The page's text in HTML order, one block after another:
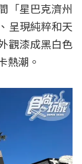
「星巴克濟州
呈現純粹和天
觀漆成黑白色
熱潮。